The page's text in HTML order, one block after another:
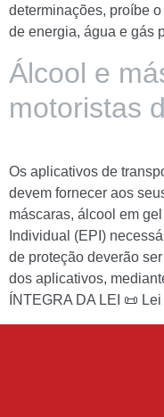
determinações, proíbe
de energia, água e gás
Álcool e
motoristas
Os aplicativos de
devem fornecer aos
máscaras, álcool em
Individual (EPI)
de proteção deverão
dos aplicativos,
ÍNTEGRA DA LEI 📜